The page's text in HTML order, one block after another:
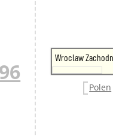
Wroclaw
Polen